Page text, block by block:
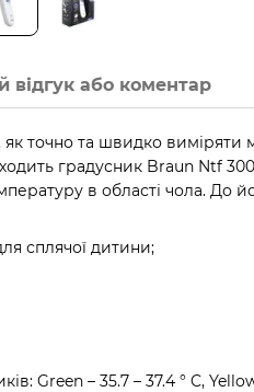
відгук або коментар
як точно та швидко виміряти
градусник Braun Ntf
в області чола. До
сплячої дитини;
Green – 35.7 – 37.4 ° C,